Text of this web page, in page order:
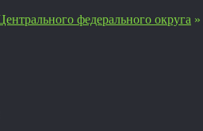
федерального округа »